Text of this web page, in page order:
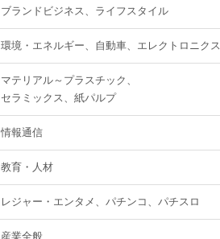
ブランドビジネス、ライフスタイル
環境・エネルギー、自動車、エレクトロニクス
マテリアル～プラスチック、
セラミックス、紙パルプ
情報通信
教育・人材
レジャー・エンタメ、パチンコ、パチスロ
産業全般